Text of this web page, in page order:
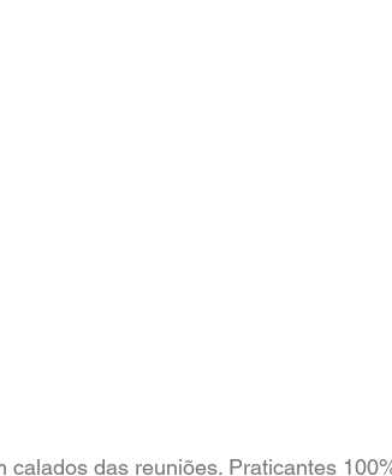
calados das reuniões. Praticantes